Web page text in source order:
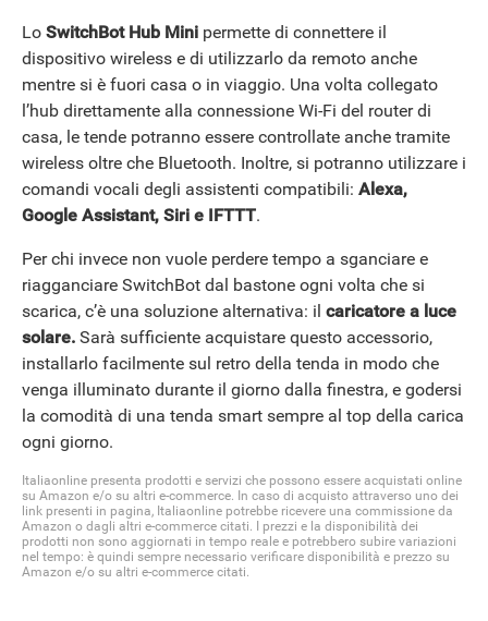
Lo SwitchBot Hub Mini permette di connettere il
dispositivo wireless e di utilizzarlo da remoto anche
mentre si è fuori casa o in viaggio. Una volta collegato
l’hub direttamente alla connessione Wi-Fi del router di
casa, le tende potranno essere controllate anche tramite
wireless oltre che Bluetooth. Inoltre, si potranno utilizzare i
comandi vocali degli assistenti compatibili: Alexa,
Google Assistant, Siri e IFTTT.
Per chi invece non vuole perdere tempo a sganciare e
riagganciare SwitchBot dal bastone ogni volta che si
scarica, c’è una soluzione alternativa: il caricatore a luce
solare. Sarà sufficiente acquistare questo accessorio,
installarlo facilmente sul retro della tenda in modo che
venga illuminato durante il giorno dalla finestra, e godersi
la comodità di una tenda smart sempre al top della carica
ogni giorno.
Italiaonline presenta prodotti e servizi che possono essere acquistati online
su Amazon e/o su altri e-commerce. In caso di acquisto attraverso uno dei
link presenti in pagina, Italiaonline potrebbe ricevere una commissione da
Amazon o dagli altri e-commerce citati. I prezzi e la disponibilità dei
prodotti non sono aggiornati in tempo reale e potrebbero subire variazioni
nel tempo: è quindi sempre necessario verificare disponibilità e prezzo su
Amazon e/o su altri e-commerce citati.